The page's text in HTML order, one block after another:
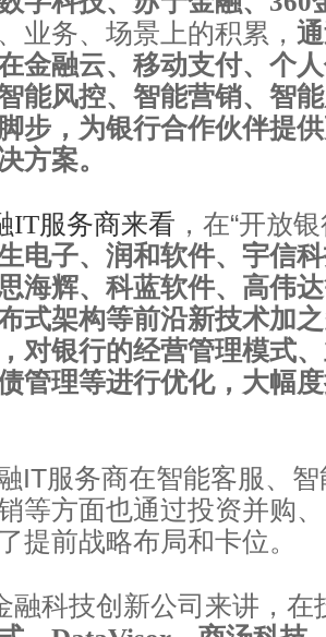
业务、场景上的积累，
金融云、移动支付、个
能风控、智能营销、智
步，为银行合作伙伴提
方案。
IT服务商来看 ，在“开放
电子、润和软件、宇信
海辉、科蓝软件、高伟
式架构等前沿新技术加
对银行的经营管理模式
管理等进行优化，大幅
IT服务商在智能客服、
等方面也通过投资并购
提前战略布局和卡位。
融科技创新公司来讲，在